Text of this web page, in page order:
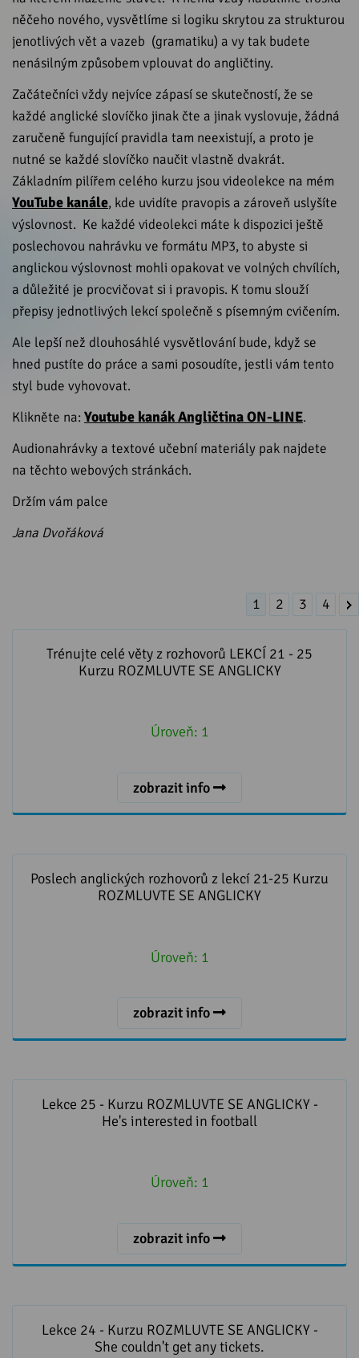
něčeho nového, vysvětlíme si logiku skrytou za strukturou
jenotlivých vět a vazeb (gramatiku) a vy tak budete
nenásilným způsobem vplouvat do angličtiny.
Začátečníci vždy nejvíce zápasí se skutečností, že se
každé anglické slovíčko jinak čte a jinak vyslovuje, žádná
zaručeně fungující pravidla tam neexistují, a proto je
nutné se každé slovíčko naučit vlastně dvakrát.
Základním pilířem celého kurzu jsou videolekce na mém
YouTube kanále, kde uvidíte pravopis a zároveň uslyšíte
výslovnost. Ke každé videolekci máte k dispozici ještě
poslechovou nahrávku ve formátu MP3, to abyste si
anglickou výslovnost mohli opakovat ve volných chvílích,
a důležité je procvičovat si i pravopis. K tomu slouží
přepisy jednotlivých lekcí společně s písemným cvičením.
Ale lepší než dlouhosáhlé vysvětlování bude, když se
hned pustíte do práce a sami posoudíte, jestli vám tento
styl bude vyhovovat.
Klikněte na: Youtube kanák Angličtina ON-LINE.
Audionahrávky a textové učební materiály pak najdete
na těchto webových stránkách.
Držím vám palce
Jana Dvořáková
1 2 3
4
ROZMLUVTE SE ANGLICKY
Trénujte celé věty z rozhovorů LEKCÍ 21 - 25
Kurzu ROZMLUVTE SE ANGLICKY
Úroveň: 1
zobrazit info
ROZMLUVTE SE ANGLICKY
Poslech anglických rozhovorů z lekcí 21-25 Kurzu
ROZMLUVTE SE ANGLICKY
Úroveň: 1
zobrazit info
interested in football
Lekce 25 - Kurzu ROZMLUVTE SE ANGLICKY -
He's interested in football
Úroveň: 1
zobrazit info
couldn't get any tickets.
Lekce 24 - Kurzu ROZMLUVTE SE ANGLICKY -
She couldn't get any tickets.